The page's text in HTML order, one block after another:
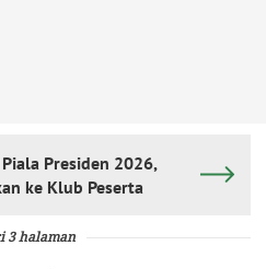
Presiden 2026,
ke Klub Peserta
3 halaman